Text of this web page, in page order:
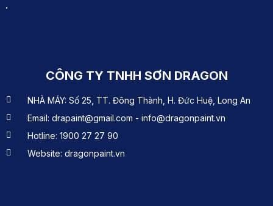
CÔNG TY TNHH SƠN DRAGON
NHÀ MÁY: Số 25, TT. Đông Thành, H. Đức Huệ, Long An
Email: drapaint@gmail.com - info@dragonpaint.vn
Hotline: 1900 27 27 90
Website: dragonpaint.vn